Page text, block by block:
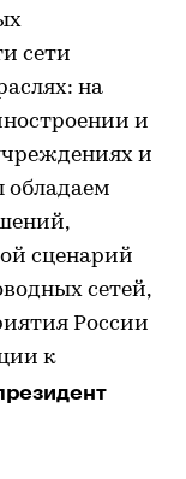
сети
на
и
и
обладаем
сценарий
сетей,
России
к